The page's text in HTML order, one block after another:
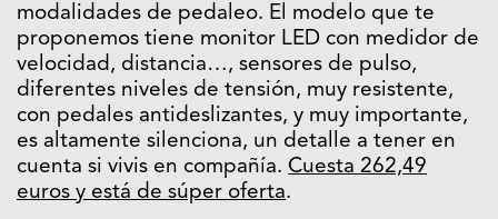
modalidades de pedaleo. El modelo que te
proponemos tiene monitor LED con medidor de
velocidad, distancia…, sensores de pulso,
diferentes niveles de tensión, muy resistente,
con pedales antideslizantes, y muy importante,
es altamente silenciona, un detalle a tener en
cuenta si vivis en compañía. Cuesta 262,49
euros y está de súper oferta.